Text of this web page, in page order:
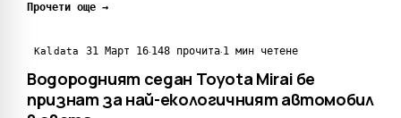
реалност до 2018 г.С това двете компании ще се
технологии, свързани с а...
Прочети още →
Kaldata 31 Март 16·148 прочита·1 мин четене
Водородният седан Toyota Mirai бе
признат за най-екологичният автомобил